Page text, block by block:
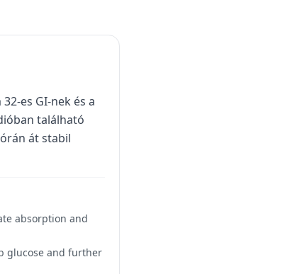
es GI-nek és a
található
át stabil
absorption and
glucose and further